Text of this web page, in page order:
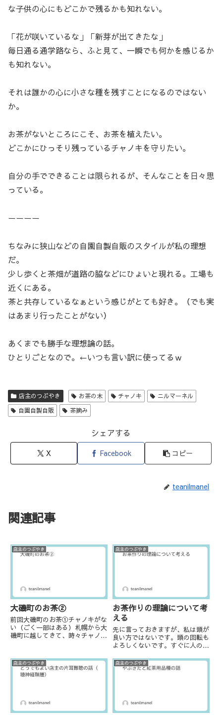
な子供の心にもどこかで残るかも知れない。
「花が咲いているな」「新芽が出てきたな」
毎日通る通学路なら、ふと見て、一瞬でも何かを感じるか
も知れない。
それは誰かの心に小さな種を残すことになるのではない
か。
お茶がないところにこそ、お茶を植えたい。
どこかにひっそり残っているチャノキを守りたい。
自分の手でできることは限られるが、そんなことを日々思
っている。
ーーーー
ちなみに狭山などの自園自製自販のスタイルが私の理想
だ。
少し歩くと茶畑が道路の脇などにひょいと現れる。工場も
近くにある。
茶と共存しているなぁという感じがとても好き。（でも実
はあまり行ったことがない）
あくまでも勝手な理想論の話。
ひとりごとなので。←いつも言い訳に使ってるｗ
店主のつぶやき お茶の木 チャノキ
ニルマーネル
自園自製自販
茶摘み
シェアする
X Facebook コピー
teanilmanel
関連記事
店主のつぶやき
大磯町のお茶②
前回大磯町のお茶①チャノキがな
い（ごく一部はある）札幌から大
磯町に越してきて、時々チャノキ
るところをいくつか見つけて嬉し
くなった。茶処では面白くもなん
でもない風景だろうが、チャノキ
店主のつぶやき
お茶作りの理論について考
える
先に言っておきますが、私は頭が
良い方ではないです。頭の回転も
よろしくないです。すぐに人の話
とも多々あります。人から聞いた
話をまるで自分で体験したことの
店主のつぶやき 店主のつぶやき